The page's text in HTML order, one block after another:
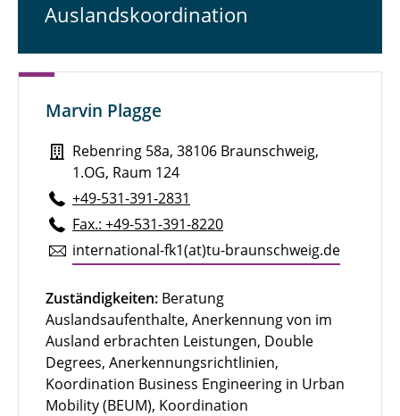
Auslandskoordination
Marvin Plagge
Rebenring 58a, 38106 Braunschweig,
1.OG, Raum 124
+49-531-391-2831
Fax.: +49-531-391-8220
in­ter­na­tio­nal-fk1(at)tu-braun­schweig.de
Zuständigkeiten: Beratung
Auslandsaufenthalte, Anerkennung von im
Ausland erbrachten Leistungen, Double
Degrees, Anerkennungsrichtlinien,
Koordination Business Engineering in Urban
Mobility (BEUM), Koordination